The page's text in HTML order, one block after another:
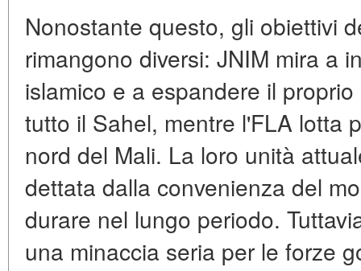
Nonostante questo, gli obiettivi
rimangono diversi: JNIM mira a
islamico e a espandere il
tutto il Sahel, mentre l'FLA lotta
nord del Mali. La loro unità
dettata dalla convenienza del
durare nel lungo periodo.
una minaccia seria per le forze